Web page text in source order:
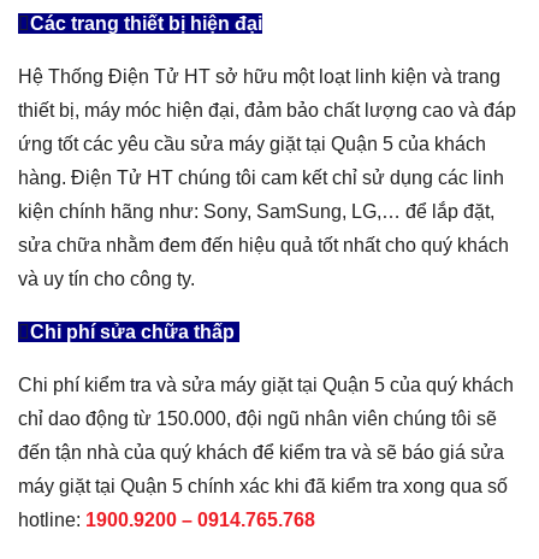
Các trang thiết bị hiện đại
Hệ Thống Điện Tử HT sở hữu một loạt linh kiện và trang
thiết bị, máy móc hiện đại, đảm bảo chất lượng cao và đáp
ứng tốt các yêu cầu sửa máy giặt tại Quận 5 của khách
hàng. Điện Tử HT chúng tôi cam kết chỉ sử dụng các linh
kiện chính hãng như: Sony, SamSung, LG,… để lắp đặt,
sửa chữa nhằm đem đến hiệu quả tốt nhất cho quý khách
và uy tín cho công ty.
Chi phí sửa chữa thấp
Chi phí kiểm tra và sửa máy giặt tại Quận 5 của quý khách
chỉ dao động từ 150.000, đội ngũ nhân viên chúng tôi sẽ
đến tận nhà của quý khách để kiểm tra và sẽ báo giá sửa
máy giặt tại Quận 5 chính xác khi đã kiểm tra xong qua số
hotline: 1900.9200 – 0914.765.768